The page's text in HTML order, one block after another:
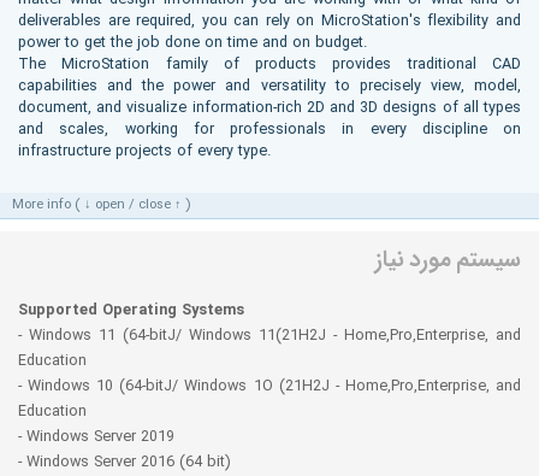
deliverables are required, you can rely on MicroStation's flexibility and
power to get the job done on time and on budget.
The MicroStation family of products provides traditional CAD
capabilities and the power and versatility to precisely view, model,
document, and visualize information-rich 2D and 3D designs of all types
and scales, working for professionals in every discipline on
infrastructure projects of every type.
More info ( ↓ open / close ↑ )
سیستم مورد نیاز
Supported Operating Systems
- Windows 11 (64-bitJ/ Windows 11(21H2J - Home,Pro,Enterprise, and
Education
- Windows 10 (64-bitJ/ Windows 1O (21H2J - Home,Pro,Enterprise, and
Education
- Windows Server 2019
- Windows Server 2016 (64 bit)